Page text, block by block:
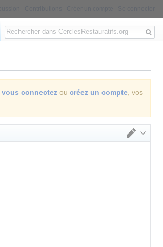
vous connectez ou créez un compte, vos
Rechercher